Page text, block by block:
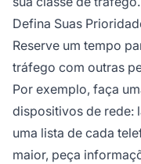
Defina Suas
Reserve um tempo
tráfego com outras
Por exemplo, faça
dispositivos de rede:
uma lista de cada
maior, peça